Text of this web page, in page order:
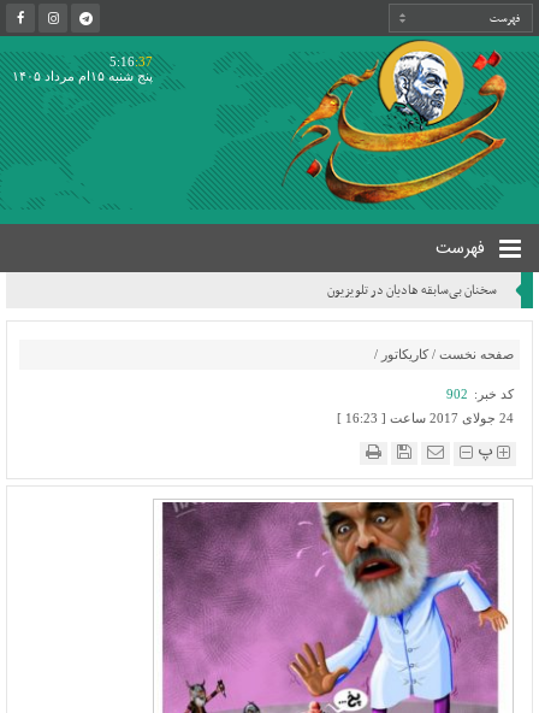
5:16:37
پنج شنبه ۱۵ام مرداد ۱۴۰۵
فهرست
سخنان بی‌سابقه هادیان در تلویزیون
صفحه نخست / کاریکاتور /
کد خبر: 902
24 جولای 2017 ساعت [ 16:23 ]
پ